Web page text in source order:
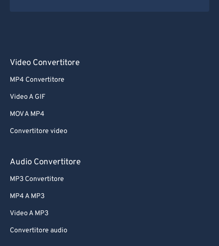
Video Convertitore
MP4 Convertitore
Video A GIF
MOV A MP4
Convertitore video
Audio Convertitore
MP3 Convertitore
MP4 A MP3
Video A MP3
Convertitore audio